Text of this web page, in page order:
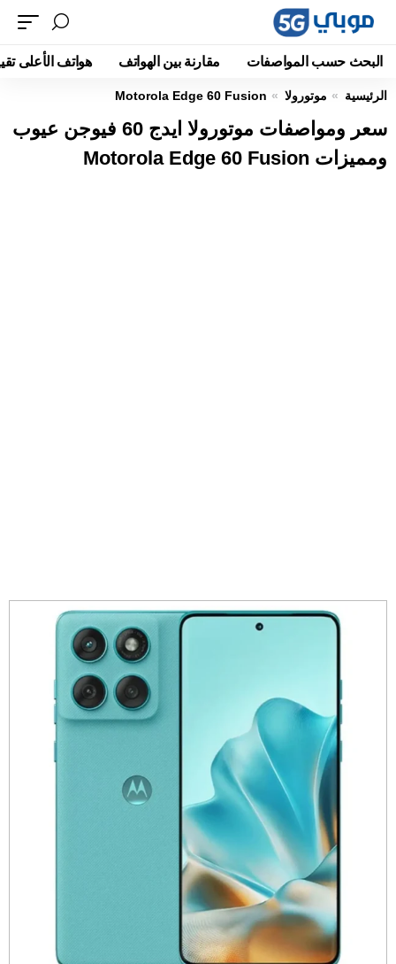
البحث حسب المواصفات مقارنة بين الهواتف هواتف الأعلى
الرئيسية موتورولا Motorola Edge 60 Fusion
سعر ومواصفات موتورولا ايدج 60 فيوجن عيوب
ومميزات Motorola Edge 60 Fusion